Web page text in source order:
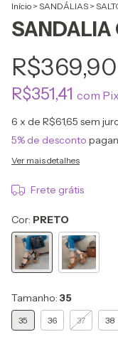
Início > SANDÁLIAS >
SANDALIA
R$369,90
R$351,41 com Pix
6 x de R$61,65 sem
5% de desconto
Ver mais detalhes
Frete grátis
Cor: PRETO
Tamanho: 35
35 36 37 38